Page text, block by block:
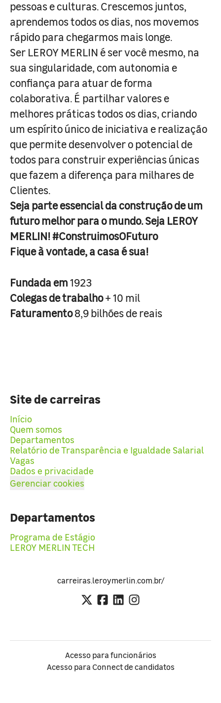
pessoas e culturas. Crescemos juntos,
aprendemos todos os dias, nos movemos
rápido para chegarmos mais longe.
Ser LEROY MERLIN é ser você mesmo, na
sua singularidade, com autonomia e
confiança para atuar de forma
colaborativa. É partilhar valores e
melhores práticas todos os dias, criando
um espírito único de iniciativa e realização
que permite desenvolver o potencial de
todos para construir experiências únicas
que fazem a diferença para milhares de
Clientes.
Seja parte essencial da construção de um
futuro melhor para o mundo. Seja LEROY
MERLIN! #ConstruimosOFuturo
Fique à vontade, a casa é sua!
Fundada em1923
Colegas de trabalho+ 10 mil
Faturamento8,9 bilhões de reais
Site de carreiras
Início
Quem somos
Departamentos
Relatório de Transparência e Igualdade Salarial
Vagas
Dados e privacidade
Gerenciar cookies
Departamentos
Programa de Estágio
LEROY MERLIN TECH
carreiras.leroymerlin.com.br/
Acesso para funcionários
Acesso para Connect de candidatos